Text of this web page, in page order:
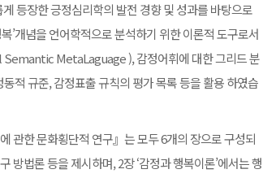
등장한 긍정심리학의 발전 경향 및 성과를 바탕으로
’개념을 언어학적으로 분석하기 위한 이론적 도구로서
MetaLaguage ), 감정어휘에 대한 그리드 분
적 규준, 감정표출 규칙의 평가 목록 등을 활용 하였습
관한 문화횡단적 연구』는 모두 6개의 장으로 구성되
방법론 등을 제시하며, 2장 ‘감정과 행복이론’에서는 행